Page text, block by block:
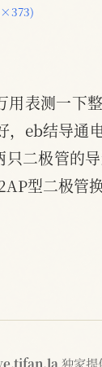
表测一下
，eb结导通
二极管的
型二极管
独家提